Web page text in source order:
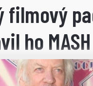
filmový
ho